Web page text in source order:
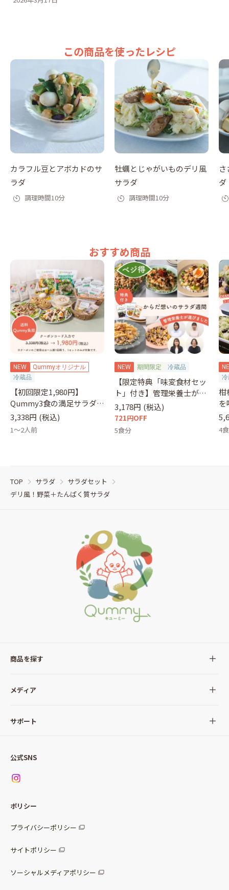
この商品を使ったレシピ
カラフル⾖とアボカドのサ
ラダ
調理時間10分
牡蠣とじゃがいものデリ風
サラダ
調理時間10分
ダ
おすすめ商品
NEW
Qummyオリジナル
冷蔵品
【初回限定1,980円】
Qummy3食の満足サラダセ
ット（クーポンコード：
otameshi）
3,338円 (税込)
1～2人前
NEW 期間限定 冷蔵品
【限定特典「味変食材セッ
ト」付き】管理栄養士が選
ぶサラダ
3,178円 (税込)
721円OFF
5食分
柑
を
&
4
TOP サラダ
サラダセット
デリ風！野菜＋たんぱく質サラダ
商品を探す
全ての商品
サラダ
パッケージサラダ
惣菜サラダ
調味料
メディア
Qummy(キユーミー)について
サポート
お問い合わせ
公式SNS
ポリシー
プライバシーポリシー
サイトポリシー
ソーシャルメディアポリシー